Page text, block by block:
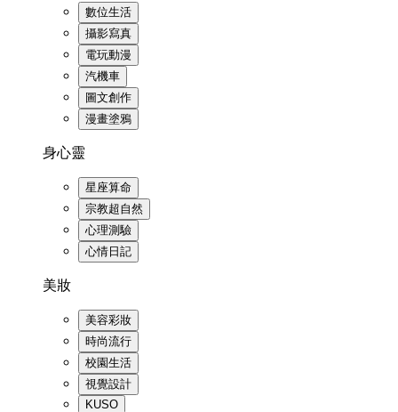
數位生活
攝影寫真
電玩動漫
汽機車
圖文創作
漫畫塗鴉
身心靈
星座算命
宗教超自然
心理測驗
心情日記
美妝
美容彩妝
時尚流行
校園生活
視覺設計
KUSO